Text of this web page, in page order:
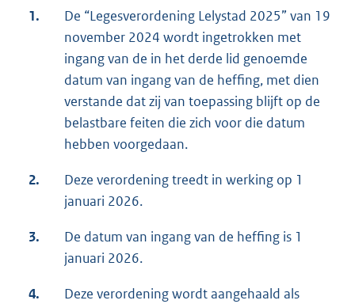
1.
De “Legesverordening Lelystad 2025” van 19
november 2024 wordt ingetrokken met
ingang van de in het derde lid genoemde
datum van ingang van de heffing, met dien
verstande dat zij van toepassing blijft op de
belastbare feiten die zich voor die datum
hebben voorgedaan.
2.
Deze verordening treedt in werking op 1
januari 2026.
3.
De datum van ingang van de heffing is 1
januari 2026.
4.
Deze verordening wordt aangehaald als